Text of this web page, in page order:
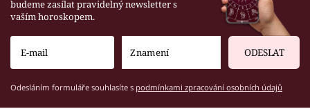
budeme zasílat pravidelný newsletter s
vaším horoskopem.
ODESLAT
Odesláním formuláře souhlasíte s podmínkami zpracování osobních údajů